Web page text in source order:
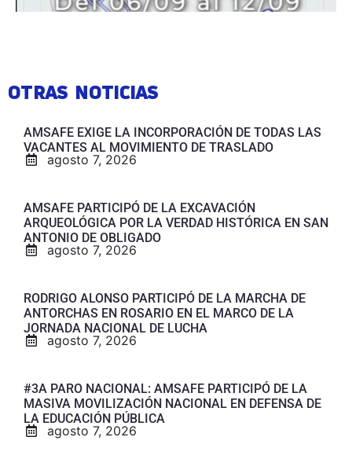
OTRAS NOTICIAS
AMSAFE EXIGE LA INCORPORACIÓN DE TODAS LAS
VACANTES AL MOVIMIENTO DE TRASLADO
agosto 7, 2026
AMSAFE PARTICIPÓ DE LA EXCAVACIÓN
ARQUEOLÓGICA POR LA VERDAD HISTÓRICA EN SAN
ANTONIO DE OBLIGADO
agosto 7, 2026
RODRIGO ALONSO PARTICIPÓ DE LA MARCHA DE
ANTORCHAS EN ROSARIO EN EL MARCO DE LA
JORNADA NACIONAL DE LUCHA
agosto 7, 2026
#3A PARO NACIONAL: AMSAFE PARTICIPÓ DE LA
MASIVA MOVILIZACIÓN NACIONAL EN DEFENSA DE
LA EDUCACIÓN PÚBLICA
agosto 7, 2026